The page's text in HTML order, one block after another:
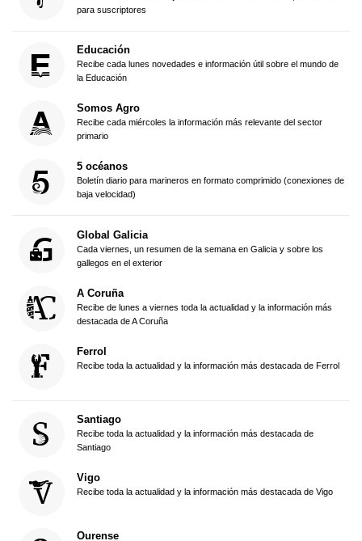
para suscriptores
Educación
Recibe cada lunes novedades e información útil sobre el mundo de
la Educación
Somos Agro
Recibe cada miércoles la información más relevante del sector
primario
5 océanos
Boletín diario para marineros en formato comprimido (conexiones de
baja velocidad)
Global Galicia
Cada viernes, un resumen de la semana en Galicia y sobre los
gallegos en el exterior
A Coruña
Recibe de lunes a viernes toda la actualidad y la información más
destacada de A Coruña
Ferrol
Recibe toda la actualidad y la información más destacada de Ferrol
Santiago
Recibe toda la actualidad y la información más destacada de
Santiago
Vigo
Recibe toda la actualidad y la información más destacada de Vigo
Ourense